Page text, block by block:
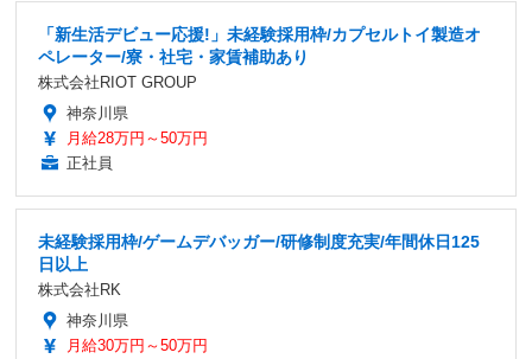
「新生活デビュー応援!」未経験採用枠/カプセルトイ製造オ
ペレーター/寮・社宅・家賃補助あり
株式会社RIOT GROUP
神奈川県
月給28万円～50万円
正社員
未経験採用枠/ゲームデバッガー/研修制度充実/年間休日125
日以上
株式会社RK
神奈川県
月給30万円～50万円